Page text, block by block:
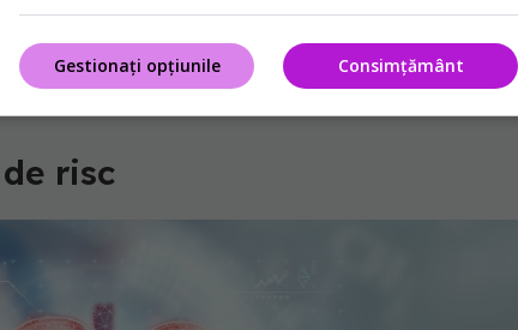
apare când urinezi. Nu trebuie ignorat
risc
Consimțământ
Gestionați opțiunile